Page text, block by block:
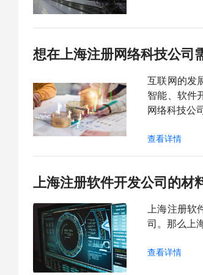
想在上海注册网络科技公司
互联网的发
智能、软件
网络科技公
查看详情
上海注册软件开发公司的材
上海注册
司。那么上
查看详情